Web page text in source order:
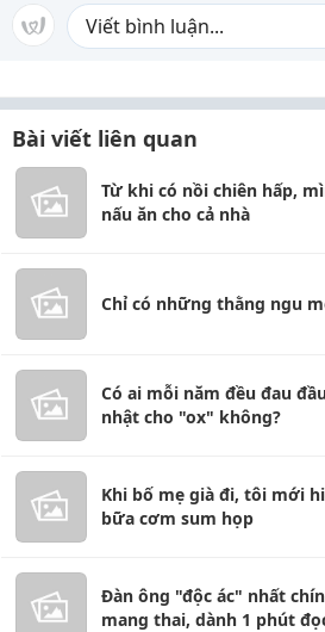
Bài viết liên quan
Từ khi có nồi chiên hấp,
nấu ăn cho cả nhà
Chỉ có những thằng ngu
Có ai mỗi năm đều đau
nhật cho "ox" không?
Khi bố mẹ già đi, tôi mới
bữa cơm sum họp
Đàn ông "độc ác" nhất
mang thai, dành 1 phút